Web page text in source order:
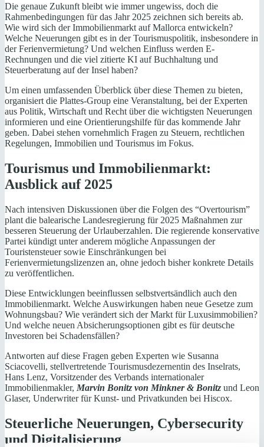
Die genaue Zukunft bleibt wie immer ungewiss, doch die
Rahmenbedingungen für das Jahr 2025 zeichnen sich bereits ab.
Wie wird sich der Immobilienmarkt auf Mallorca entwickeln?
Welche Neuerungen gibt es in der Tourismuspolitik, insbesondere in
der Ferienvermietung? Und welchen Einfluss werden E-
Rechnungen und die viel zitierte KI auf Buchhaltung und
Steuerberatung auf der Insel haben?
Um einen umfassenden Überblick über diese Themen zu bieten,
organisiert die Plattes-Group eine Veranstaltung, bei der Experten
aus Politik, Wirtschaft und Recht über die wichtigsten Neuerungen
informieren und eine Orientierungshilfe für das kommende Jahr
geben. Dabei stehen vornehmlich Fragen zu Steuern, rechtlichen
Regelungen, Immobilien und Tourismus im Fokus.
Tourismus und Immobilienmarkt:
Ausblick auf 2025
Nach intensiven Diskussionen über die Folgen des “Overtourism”
plant die balearische Landesregierung für 2025 Maßnahmen zur
besseren Steuerung der Urlauberzahlen. Die regierende konservative
Partei kündigt unter anderem mögliche Anpassungen der
Touristensteuer sowie Einschränkungen bei
Ferienvermietungslizenzen an, ohne jedoch bisher konkrete Details
zu veröffentlichen.
Diese Entwicklungen beeinflussen selbstvertsändlich auch den
Immobilienmarkt. Welche Auswirkungen haben neue Gesetze zum
Wohnungsbau? Wie verändert sich der Markt für Luxusimmobilien?
Und welche neuen Absicherungsoptionen gibt es für deutsche
Investoren bei Schadensfällen?
Antworten auf diese Fragen geben Experten wie Susanna
Sciacovelli, stellvertretende Tourismusdezernentin des Inselrats,
Hans Lenz, Vorsitzender des Verbands internationaler
Immobilienmakler, Marvin Bonitz von Minkner & Bonitz und Leon
Glaser, Underwriter für Kunst- und Privatkunden bei Hiscox.
Steuerliche Neuerungen, Cybersecurity
und Digitalisierung